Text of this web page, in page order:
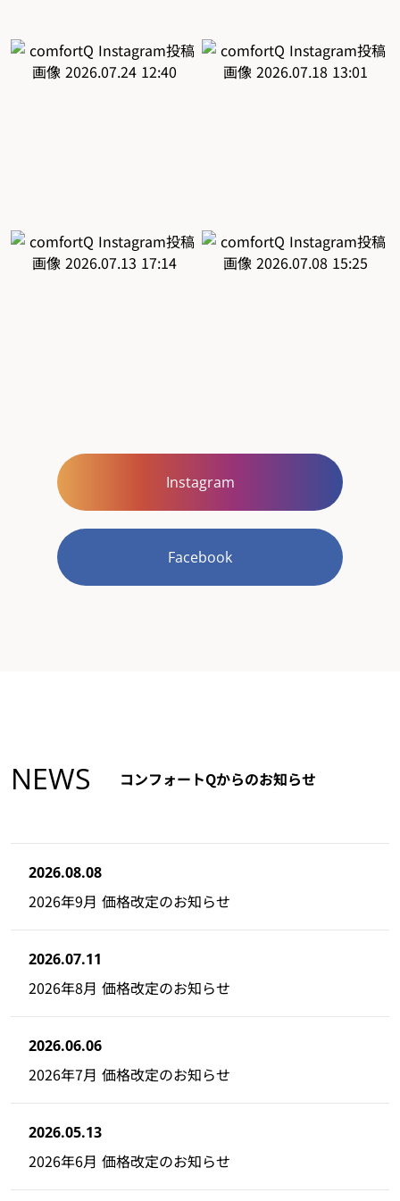
Instagram
Facebook
NEWS コンフォートQからのお知らせ
2026.08.08
2026年9月 価格改定のお知らせ
2026.07.11
2026年8月 価格改定のお知らせ
2026.06.06
2026年7月 価格改定のお知らせ
2026.05.13
2026年6月 価格改定のお知らせ